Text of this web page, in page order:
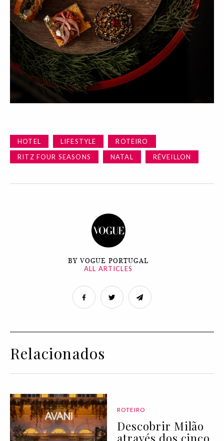
HOTEL LIFESTYLE
ROTEIRO
RITZ FOUR SEASONS
NATAL RÉVEILLON
BY VOGUE PORTUGAL
ALL ARTICLES
Relacionados
ROTEIRO
Descobrir Milão